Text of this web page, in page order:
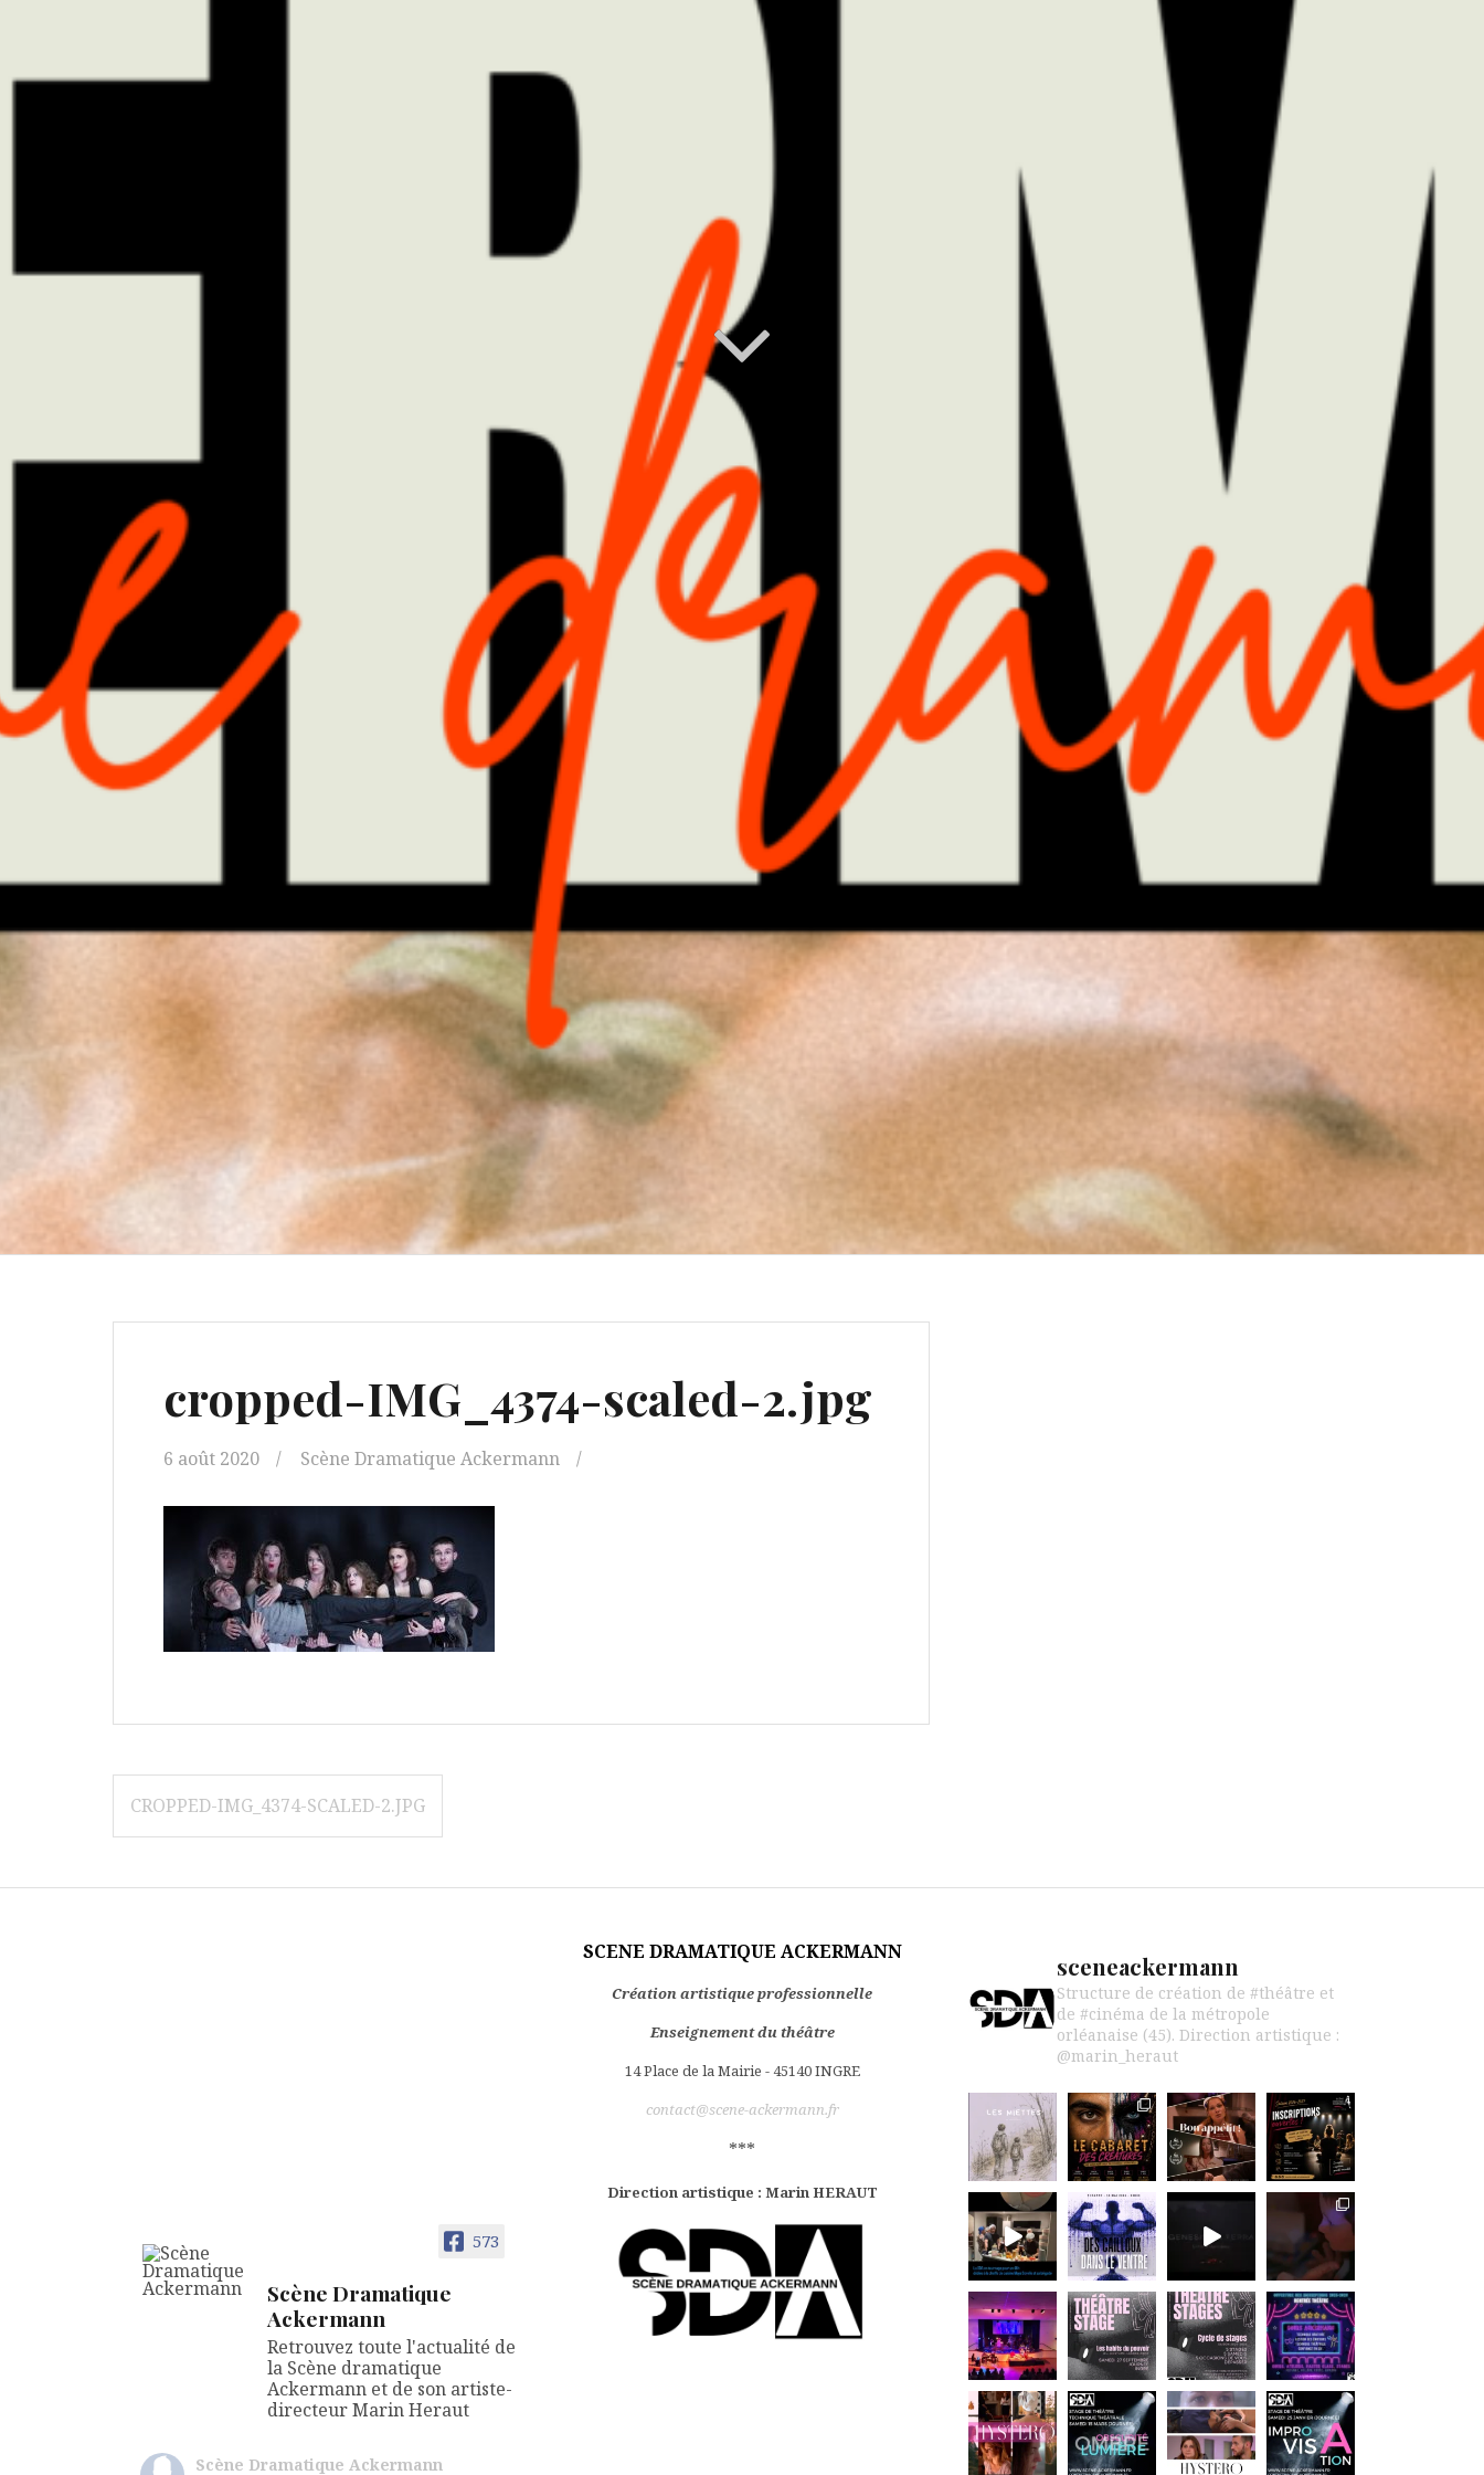
cropped-IMG_4374-scaled-2.jpg
6 août 2020 Scène Dramatique Ackermann
Navigation
de
l’article
CROPPED-IMG_4374-SCALED-2.JPG
573
Scène Dramatique
Ackermann
Retrouvez toute l'actualité de
la Scène dramatique
Ackermann et de son artiste-
directeur Marin Heraut
Scène Dramatique Ackermann
SCENE DRAMATIQUE ACKERMANN
Création artistique professionnelle
Enseignement du théâtre
14 Place de la Mairie - 45140 INGRE
contact@scene-ackermann.fr
***
Direction artistique : Marin HERAUT
sceneackermann
Structure de création de #théâtre et
de #cinéma de la métropole
orléanaise (45). Direction artistique :
@marin_heraut